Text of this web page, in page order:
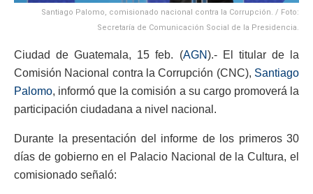
Santiago Palomo, comisionado nacional contra la Corrupción. / Foto:
Secretaría de Comunicación Social de la Presidencia.
Ciudad de Guatemala, 15 feb. (AGN).- El titular de la
Comisión Nacional contra la Corrupción (CNC), Santiago
Palomo, informó que la comisión a su cargo promoverá la
participación ciudadana a nivel nacional.
Durante la presentación del informe de los primeros 30
días de gobierno en el Palacio Nacional de la Cultura, el
comisionado señaló: